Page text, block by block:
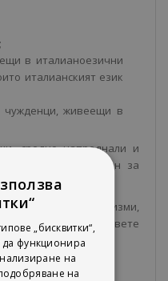
в италианоезични
италианският език
чужденци, живеещи в
средно напреднали и
речника е удобен за
идиоми, фразеологизми,
съответствия в двете
„бисквитки“,
да функционира
на
на